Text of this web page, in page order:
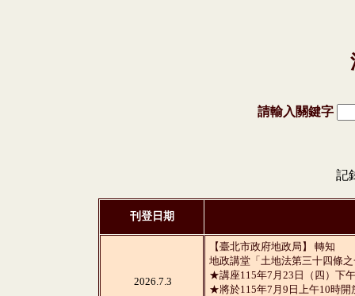
請輸入關鍵字
記
刊登日期
2026.7.3
【臺北市政府地政局】 轉知
地政講堂「土地法第三十四條
★講座115年7月23日（四）下
★將於115年7月9日上午10時開